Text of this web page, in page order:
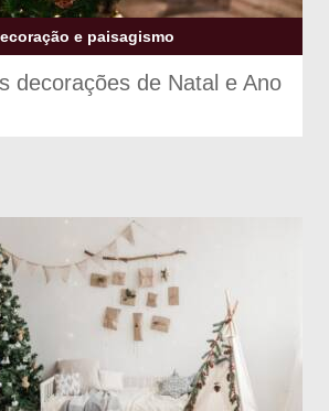
e paisagismo
decorações de Natal e Ano